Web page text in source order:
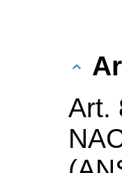
Art.